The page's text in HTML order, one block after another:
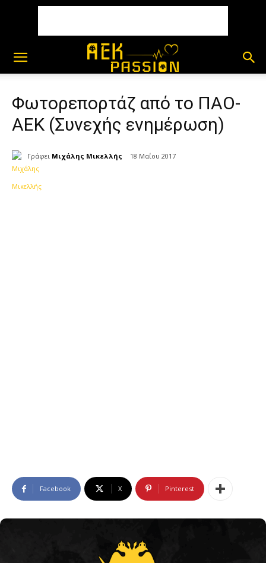
Φωτορεπορτάζ από το ΠΑΟ-
ΑΕΚ (Συνεχής ενημέρωση)
Γράφει Μιχάλης Μικελλής 18 Μαΐου 2017
Facebook X Pinterest